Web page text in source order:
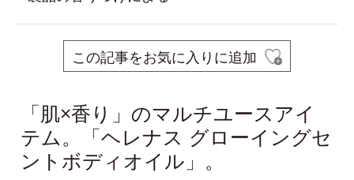
この記事をお気に入りに追加
「肌×香り」のマルチユースアイ
テム。「ヘレナス グローイングセ
ントボディオイル」。